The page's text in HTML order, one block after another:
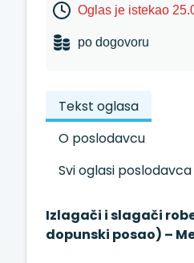
Oglas je istekao
po dogovoru
Tekst oglasa
O poslodavcu
Svi oglasi poslodavca
Izlagači i slagači
dopunski posao) –